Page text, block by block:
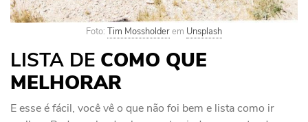
Foto: Tim Mossholderem Unsplash
LISTA DE COMO QUE
MELHORAR
E esse é fácil, você vê o que não foi bem e lista como ir